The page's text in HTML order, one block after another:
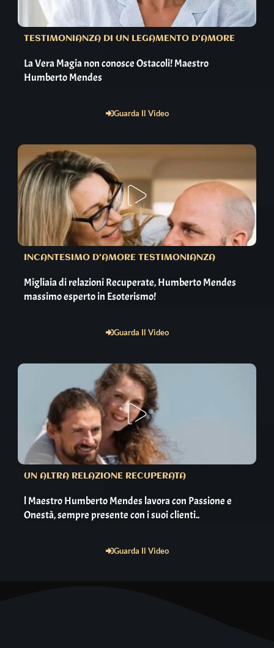
TESTIMONIANZA DI UN LEGAMENTO D'AMORE
La Vera Magia non conosce Ostacoli! Maestro
Humberto Mendes
Guarda Il Video
INCANTESIMO D'AMORE TESTIMONIANZA
Migliaia di relazioni Recuperate, Humberto Mendes
massimo esperto in Esoterismo!
Guarda Il Video
UN ALTRA RELAZIONE RECUPERATA
l Maestro Humberto Mendes lavora con Passione e
Onestà, sempre presente con i suoi clienti..
Guarda Il Video